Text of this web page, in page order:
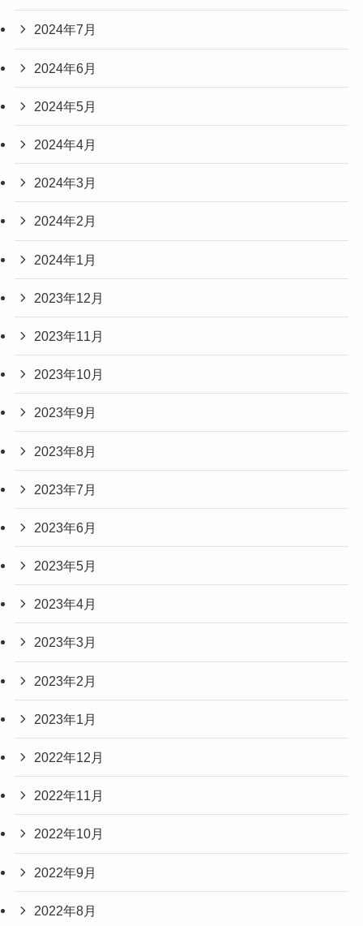
2024年7月
2024年6月
2024年5月
2024年4月
2024年3月
2024年2月
2024年1月
2023年12月
2023年11月
2023年10月
2023年9月
2023年8月
2023年7月
2023年6月
2023年5月
2023年4月
2023年3月
2023年2月
2023年1月
2022年12月
2022年11月
2022年10月
2022年9月
2022年8月